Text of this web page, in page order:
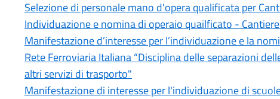
Selezione di personale mano d'opera qualificata per
Individuazione e nomina di operaio quailficato -
Manifestazione d’interesse per l’individuazione e la
Rete Ferroviaria Italiana “Disciplina delle separazioni
altri servizi di trasporto"
Manifestazione di interesse per l'individuazione di